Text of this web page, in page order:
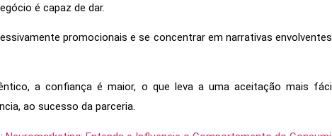
é capaz de dar.
promocionais e se concentrar em narrativas
a confiança é maior, o que leva a uma aceitação mais
ao sucesso da parceria.